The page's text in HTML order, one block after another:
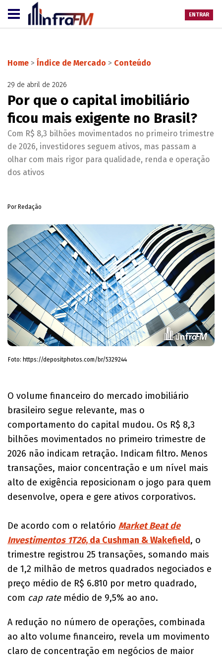
ENTRAR
Home > Índice de Mercado > Conteúdo
29 de abril de 2026
Por que o capital imobiliário
ficou mais exigente no Brasil?
Com R$ 8,3 bilhões movimentados no primeiro trimestre
de 2026, investidores seguem ativos, mas passam a
olhar com mais rigor para qualidade, renda e operação
dos ativos
Por Redação
Foto: https://depositphotos.com/br/5329244
O volume financeiro do mercado imobiliário
brasileiro segue relevante, mas o
comportamento do capital mudou. Os R$ 8,3
bilhões movimentados no primeiro trimestre de
2026 não indicam retração. Indicam filtro. Menos
transações, maior concentração e um nível mais
alto de exigência reposicionam o jogo para quem
desenvolve, opera e gere ativos corporativos.
De acordo com o relatório Market Beat de
Investimentos 1T26, da Cushman & Wakefield, o
trimestre registrou 25 transações, somando mais
de 1,2 milhão de metros quadrados negociados e
preço médio de R$ 6.810 por metro quadrado,
com cap ratemédio de 9,5% ao ano.
A redução no número de operações, combinada
ao alto volume financeiro, revela um movimento
claro de concentração em negócios de maior